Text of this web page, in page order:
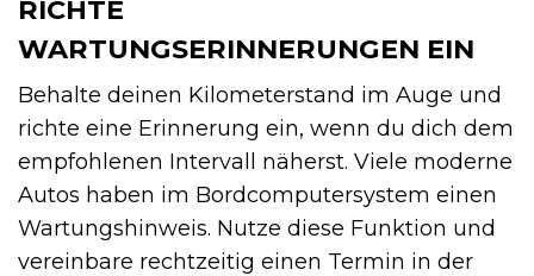
RICHTE
WARTUNGSERINNERUNGEN EIN
Behalte deinen Kilometerstand im Auge und
richte eine Erinnerung ein, wenn du dich dem
empfohlenen Intervall näherst. Viele moderne
Autos haben im Bordcomputersystem einen
Wartungshinweis. Nutze diese Funktion und
vereinbare rechtzeitig einen Termin in der